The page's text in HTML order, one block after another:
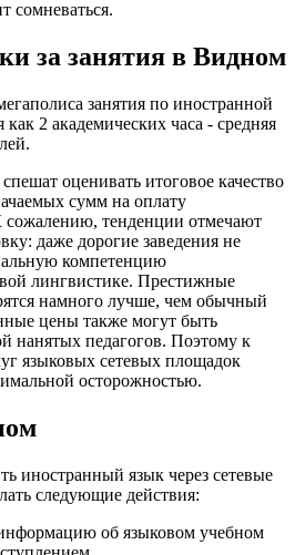
сомневаться.
за занятия в Видном
занятия по иностранной
2 академических часа - средняя
оценивать итоговое качество
сумм на оплату
сожалению, тенденции отмечают
даже дорогие заведения не
компетенцию
лингвистике. Престижные
намного лучше, чем обычный
цены также могут быть
нанятых педагогов. Поэтому к
языковых сетевых площадок
осторожностью.
иностранный язык через сетевые
следующие действия:
об языковом учебном